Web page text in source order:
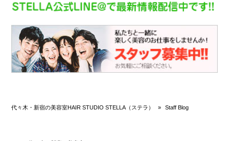
代々木・新宿の美容室HAIR STUDIO STELLA（ステラ） » Staff Blog